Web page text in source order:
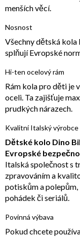
menších věcí.
Nosnost
Všechny dětská kola
splňují Evropské
Hi-ten ocelový rám
Rám kola pro děti je
oceli. Ta zajišťuje
prudkých nárazech.
Kvalitní Italský výrobce
Dětské kolo Dino
Evropské
Italská společnost s
zpravováním a
potiskům a
pohádek či seriálů.
Povinná výbava
Pokud chcete